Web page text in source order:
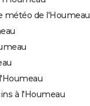
météo de l'Houmeau
à l'Houmeau